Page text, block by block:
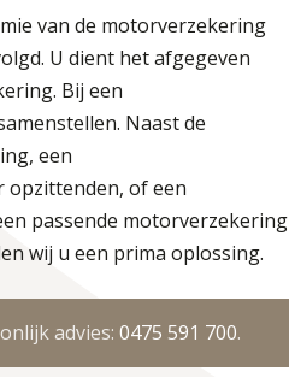
van de motorverzekering
U dient het afgegeven
Bij een
Naast de
een
opzittenden, of een
passende motorverzekering
wij u een prima oplossing.
advies:0475 591 700.